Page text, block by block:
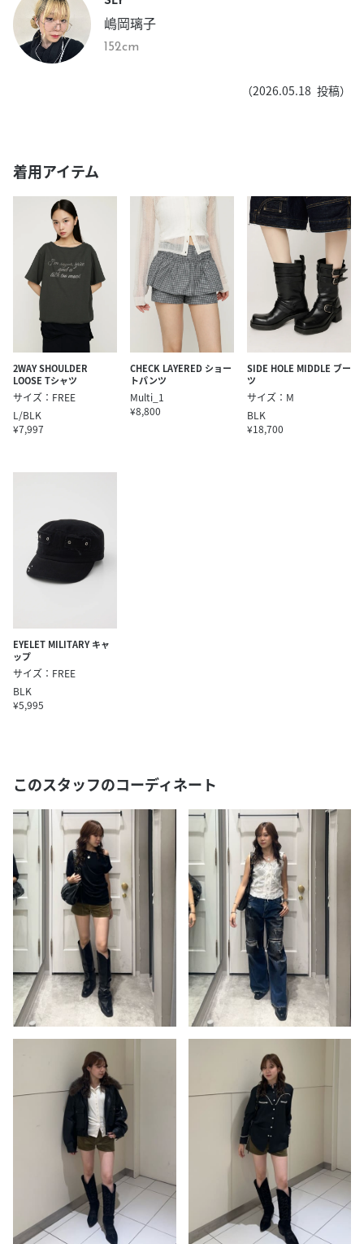
嶋岡璃子
152cm
（2026.05.18 投稿）
着用アイテム
2WAY SHOULDER
LOOSE Tシャツ
サイズ：FREE
L/BLK
¥7,997
CHECK LAYERED ショー
トパンツ
Multi_1
¥8,800
SIDE HOLE MIDDLE ブー
ツ
サイズ：M
BLK
¥18,700
EYELET MILITARY キャ
ップ
サイズ：FREE
BLK
¥5,995
このスタッフのコーディネート